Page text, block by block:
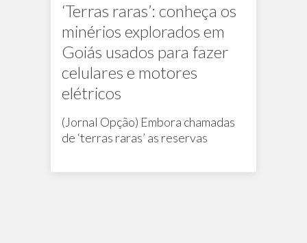
‘Terras raras’: conheça os
minérios explorados em
Goiás usados para fazer
celulares e motores
elétricos
(Jornal Opção) Embora chamadas
de ‘terras raras’ as reservas
no mundo; o Brasil é um dos